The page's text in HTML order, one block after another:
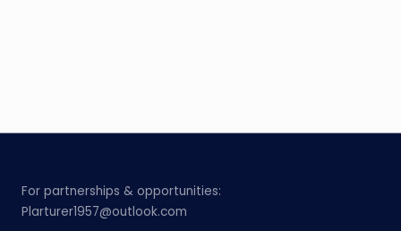
For partnerships & opportunities:
Plarturer1957@outlook.com